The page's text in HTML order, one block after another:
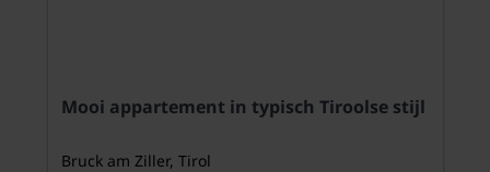
Mooi appartement in typisch Tiroolse stijl
Bruck am Ziller, Tirol